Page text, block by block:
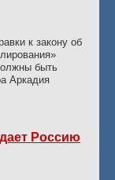
к закону об
быть
Аркадия
Россию